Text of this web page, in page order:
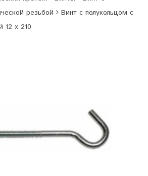
резьбой
Винт с полукольцом с
12 х 210